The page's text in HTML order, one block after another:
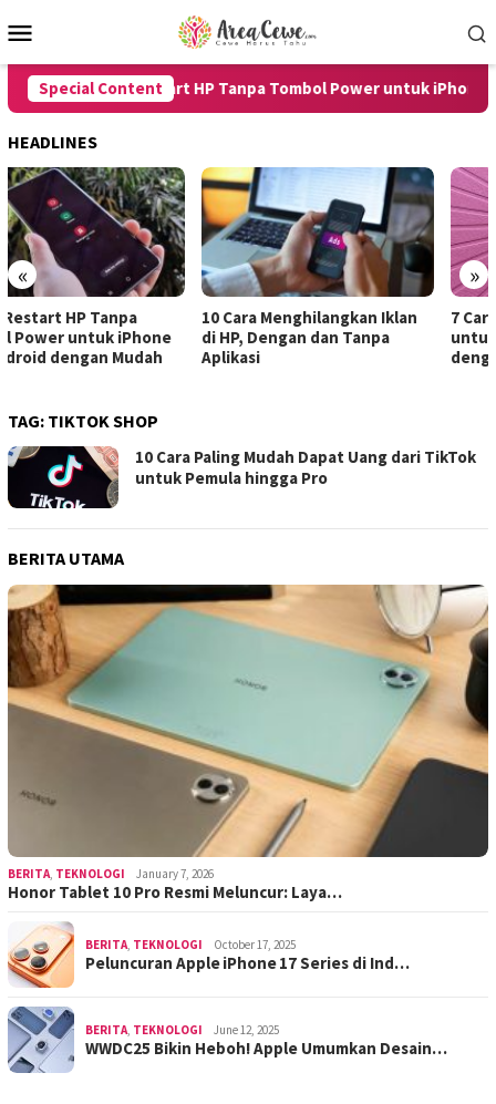
to
Menu
Special Content
8 Cara Restart HP Tanpa Tombol Power untuk iPhone
HEADLINES
« »
10 Cara Menghilangkan Iklan
di HP, Dengan dan Tanpa
Aplikasi
7 Cara Merekam Suara di HP
untuk Android dan iPhone
dengan Hasil Jernih
TAG: TIKTOK SHOP
10 Cara Paling Mudah Dapat Uang dari TikTok
untuk Pemula hingga Pro
BERITA UTAMA
BERITA TEKNOLOGI January 7, 2026
Honor Tablet 10 Pro Resmi Meluncur: Laya…
BERITA TEKNOLOGI October 17, 2025
Peluncuran Apple iPhone 17 Series di Ind…
BERITA TEKNOLOGI June 12, 2025
WWDC25 Bikin Heboh! Apple Umumkan Desain…